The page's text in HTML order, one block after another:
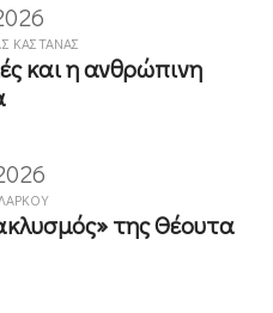
ΚΑΣΤΑΝΆΣ
και η ανθρώπινη
της Θέουτα